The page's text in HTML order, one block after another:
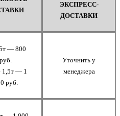
ЭКСПРЕСС-
ДОСТАВКИ
— 800
руб.
1,5т — 1
руб.
Уточнить у
менеджера